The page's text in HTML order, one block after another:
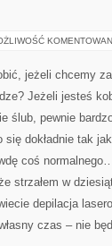
jeżeli chcemy
Jeżeli jesteś
ślub, pewnie
się dokładnie tak
coś
strzałem w
depilacja
czas – nie